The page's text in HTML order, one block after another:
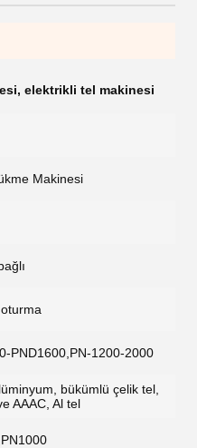
, elektrikli tel makinesi
Makinesi
PND1600,PN-1200-2000
bükümlü çelik tel,
AAAC, Al tel